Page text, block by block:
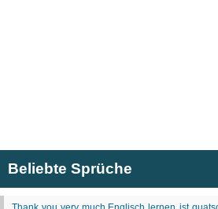
Beliebte Sprüche